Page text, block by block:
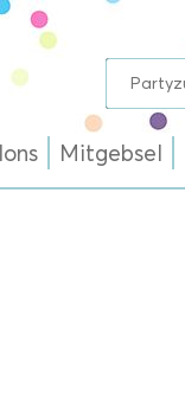
Mitgebsel